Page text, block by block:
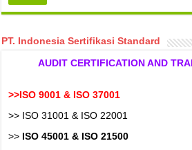
PT. Indonesia Sertifikasi Standard
AUDIT CERTIFICATION AND
>>ISO 9001 & ISO 37001
>> ISO 31001 & ISO 22001
>> ISO 45001 & ISO 21500